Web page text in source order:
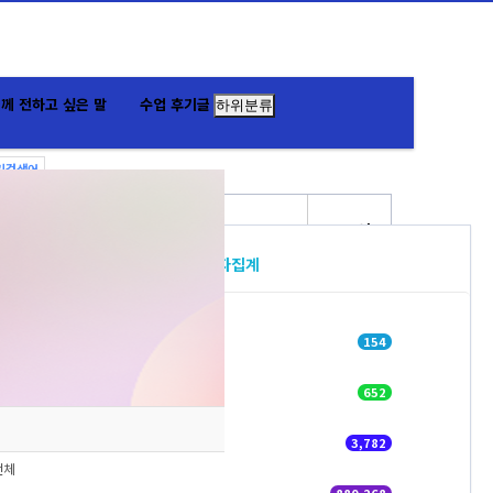
전하고 싶은 말 수업 후기글 하위분류
검색어
접속자집계
154
652
3,782
체